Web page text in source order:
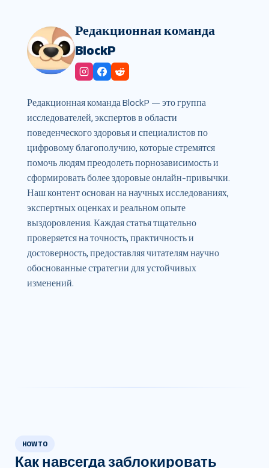
Редакционная команда
BlockP
Редакционная команда BlockP — это группа
исследователей, экспертов в области
поведенческого здоровья и специалистов по
цифровому благополучию, которые стремятся
помочь людям преодолеть порнозависимость и
сформировать более здоровые онлайн-привычки.
Наш контент основан на научных исследованиях,
экспертных оценках и реальном опыте
выздоровления. Каждая статья тщательно
проверяется на точность, практичность и
достоверность, предоставляя читателям научно
обоснованные стратегии для устойчивых
изменений.
HOW TO
Как навсегда заблокировать